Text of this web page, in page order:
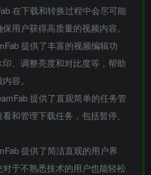
在下载和转换过程中会尽可能
用户获得高质量的视频内容。
提供了丰富的视频编辑功
、调整亮度和对比度等，帮助
容。
提供了直观简单的任务管
和管理下载任务，包括暂停、
提供了简洁直观的用户界
于不熟悉技术的用户也能轻松